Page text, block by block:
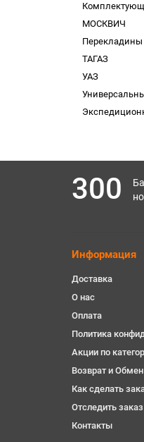
МОСКВИЧ
ТАГАЗ
УАЗ
300
Информация
Доставка
О нас
Оплата
Политика
Акции по
Возврат и Обмен
Как сделать
Отследить заказ
Контакты